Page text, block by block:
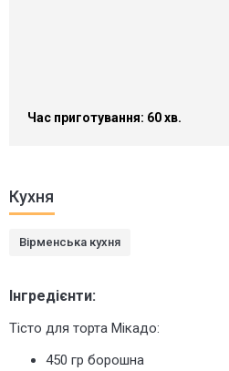
Час приготування: 60 хв.
Кухня
Вірменська кухня
Інгредієнти:
Тісто для торта Мікадо:
450 гр борошна